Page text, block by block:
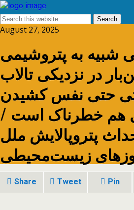
August 27, 2025
شبیه به پتروشیمی
در نزدیکی تالاب
حتی نفس کشیدن
هم خطرناک است /
پتروپالایش ملل
زیست‌محیطی
Share Tweet Pin